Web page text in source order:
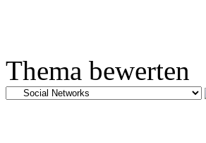
Thema bewerten